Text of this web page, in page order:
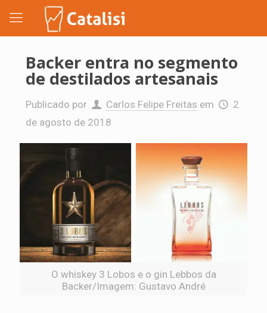
Backer entra no segmento
de destilados artesanais
Publicado por Carlos Felipe Freitas em
2
de agosto de 2018
O whiskey 3 Lobos e o gin Lebbos da
Backer/Imagem: Gustavo André